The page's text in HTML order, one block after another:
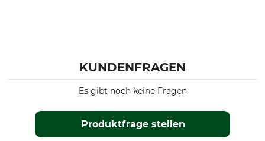
KUNDENFRAGEN
Produktfrage stellen
Es gibt noch keine Fragen